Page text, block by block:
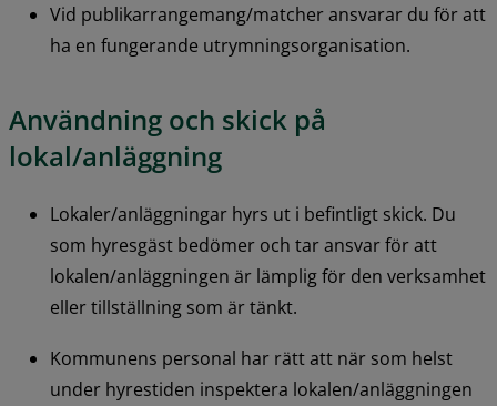
Vid publikarrangemang/matcher ansvarar du för att
ha en fungerande utrymningsorganisation.
Användning och skick på
lokal/anläggning
Lokaler/anläggningar hyrs ut i befintligt skick. Du
som hyresgäst bedömer och tar ansvar för att
lokalen/anläggningen är lämplig för den verksamhet
eller tillställning som är tänkt.
Kommunens personal har rätt att när som helst
under hyrestiden inspektera lokalen/anläggningen